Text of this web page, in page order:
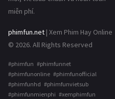
miễn phí.
phimfun.net | Xem Phim Hay Online
© 2026. All Rights Reserved
#phimfun #phimfunnet
#phimfunonline #phimfunofficial
#phimfunhd #phimfunvietsub
#phimfunmienphi #xemphimfun